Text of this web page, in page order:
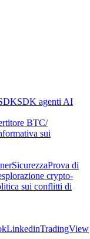
SDK agenti AI
BTC/
sui
SicurezzaProva di
crypto-
sui conflitti di
LinkedinTradingView